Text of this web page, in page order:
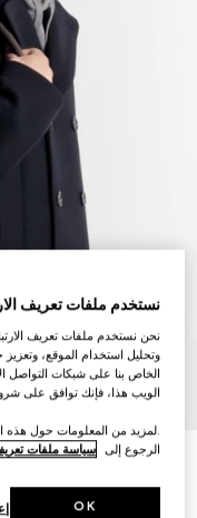
/
10
حقيبة الظهر Ophidia متوسطة الحجم
SAR 9,000
نستخدم ملفات تعريف
نحن نستخدم ملفات تعريف
وتحليل استخدام الموقع،
الخاص بنا على شبكات التواصل
الويب هذا، فإنك توافق على
.لمزيد من المعلومات حول هذه
الرجوع إلى سياسة ملفات
OK